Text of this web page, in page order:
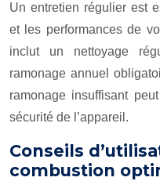
Un entretien régulier est
et les performances de
inclut un nettoyage
ramonage annuel
ramonage insuffisant
sécurité de l’appareil.
Conseils
combustion